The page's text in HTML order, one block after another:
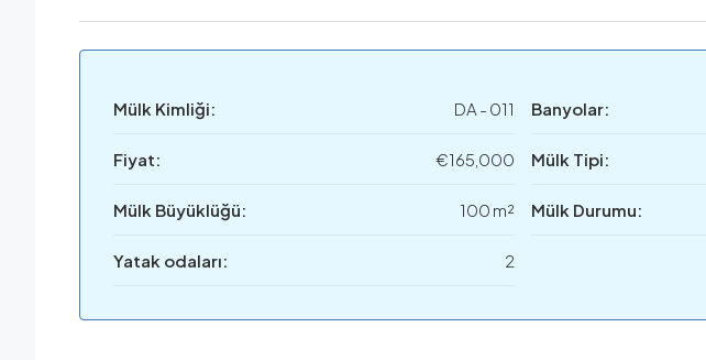
Mülk Kimliği: DA - 011
Fiyat: €165,000
Mülk Büyüklüğü: 100 m²
Yatak odaları: 2
Banyolar:
Mülk Tipi:
Mülk Durumu: